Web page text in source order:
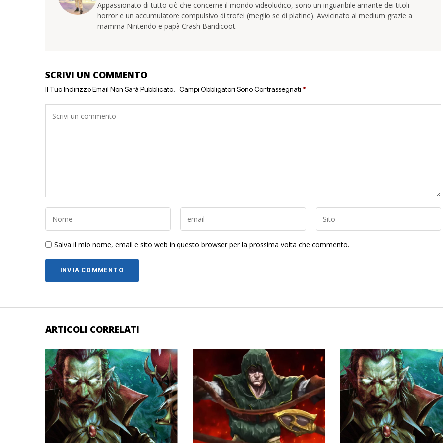
Appassionato di tutto ciò che concerne il mondo videoludico, sono un inguaribile amante dei titoli
horror e un accumulatore compulsivo di trofei (meglio se di platino). Avvicinato al medium grazie a
mamma Nintendo e papà Crash Bandicoot.
SCRIVI UN COMMENTO
Il Tuo Indirizzo Email Non Sarà Pubblicato. I Campi Obbligatori Sono Contrassegnati *
Salva il mio nome, email e sito web in questo browser per la prossima volta che commento.
ARTICOLI CORRELATI